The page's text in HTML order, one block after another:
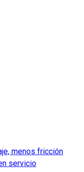
menos fricción
servicio